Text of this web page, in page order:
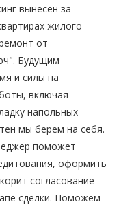
вынесен за
жилого
от
Будущим
и силы на
включая
напольных
мы берем на себя.
поможет
оформить
согласование
сделки. Поможем